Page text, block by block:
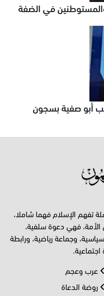
والمستوطنين في الضفة
أبو صفية بسجون
تفهم الإسلام فهما شاملا،
فهي دعوة سلفية،
وجماعة رياضية، ورابطة
عرب وعجم
روضة الدعاة